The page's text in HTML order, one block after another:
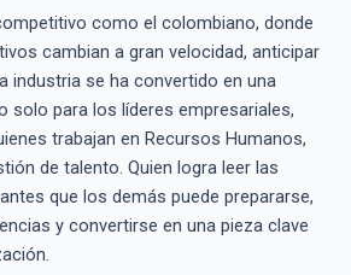
como el colombiano, donde
cambian a gran velocidad, anticipar
industria se ha convertido en una
solo para los líderes empresariales,
trabajan en Recursos Humanos,
de talento. Quien logra leer las
que los demás puede prepararse,
y convertirse en una pieza clave